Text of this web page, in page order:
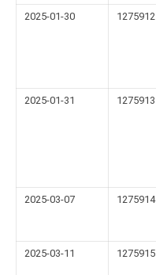
2025-01-30 1275912
2025-01-31 1275913
2025-03-07 1275914
2025-03-11 1275915